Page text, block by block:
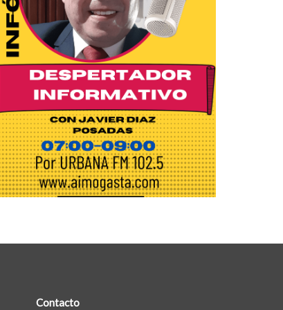
Contacto